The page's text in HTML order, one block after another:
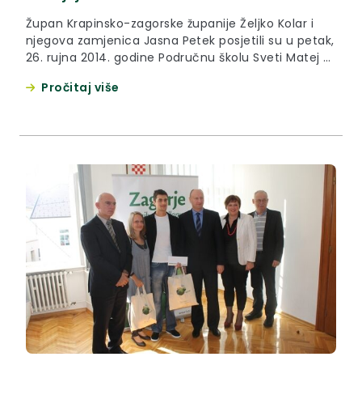
Župan Krapinsko-zagorske županije Željko Kolar i
njegova zamjenica Jasna Petek posjetili su u petak,
26. rujna 2014. godine Područnu školu Sveti Matej u
Pročitaj više